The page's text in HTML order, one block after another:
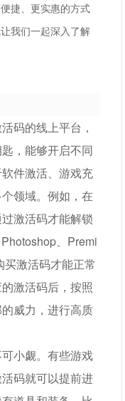
捷、更实惠的方式
我们一起深入了解
码的线上平台，
，能够开启不同
件激活、游戏充
领域。例如，在
激活码才能解锁
、Premi
激活码才能正常
激活码后，按照
威力，进行高质
小觑。有些游戏
码就可以提前进